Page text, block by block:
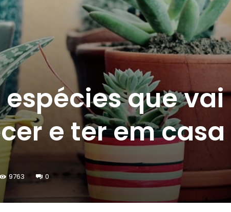
que vai
e ter em casa
9763 0